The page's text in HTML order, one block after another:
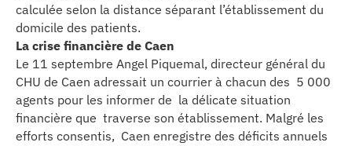
calculée selon la distance séparant l’établissement du
domicile des patients.
La crise financière de Caen
Le 11 septembre Angel Piquemal, directeur général du
CHU de Caen adressait un courrier à chacun des 5 000
agents pour les informer de la délicate situation
financière que traverse son établissement. Malgré les
efforts consentis, Caen enregistre des déficits annuels